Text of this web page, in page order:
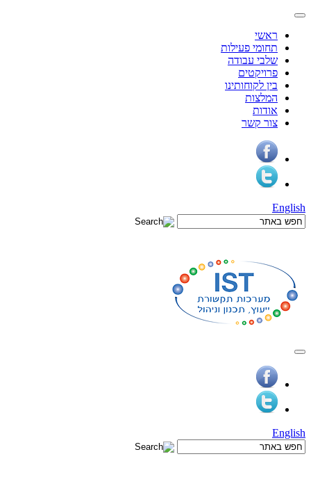
ראשי
תחומי פעילות
שלבי עבודה
פרויקטים
בין לקוחותינו
המלצות
אודות
צור קשר
English
English